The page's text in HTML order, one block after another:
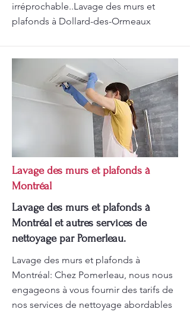
irréprochable..Lavage des murs et
plafonds à Dollard-des-Ormeaux
Lavage des murs et plafonds à
Montréal
Lavage des murs et plafonds à
Montréal et autres services de
nettoyage par Pomerleau.
Lavage des murs et plafonds à
Montréal: Chez Pomerleau, nous nous
engageons à vous fournir des tarifs de
nos services de nettoyage abordables